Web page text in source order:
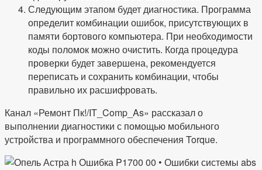
Следующим этапом будет диагностика. Программа
определит комбинации ошибок, присутствующих в
памяти бортового компьютера. При необходимости
коды поломок можно очистить. Когда процедура
проверки будет завершена, рекомендуется
переписать и сохранить комбинации, чтобы
правильно их расшифровать.
Канал «Ремонт Пк!/IT_Comp_As» рассказал о
выполнении диагностики с помощью мобильного
устройства и программного обеспечения Torque.